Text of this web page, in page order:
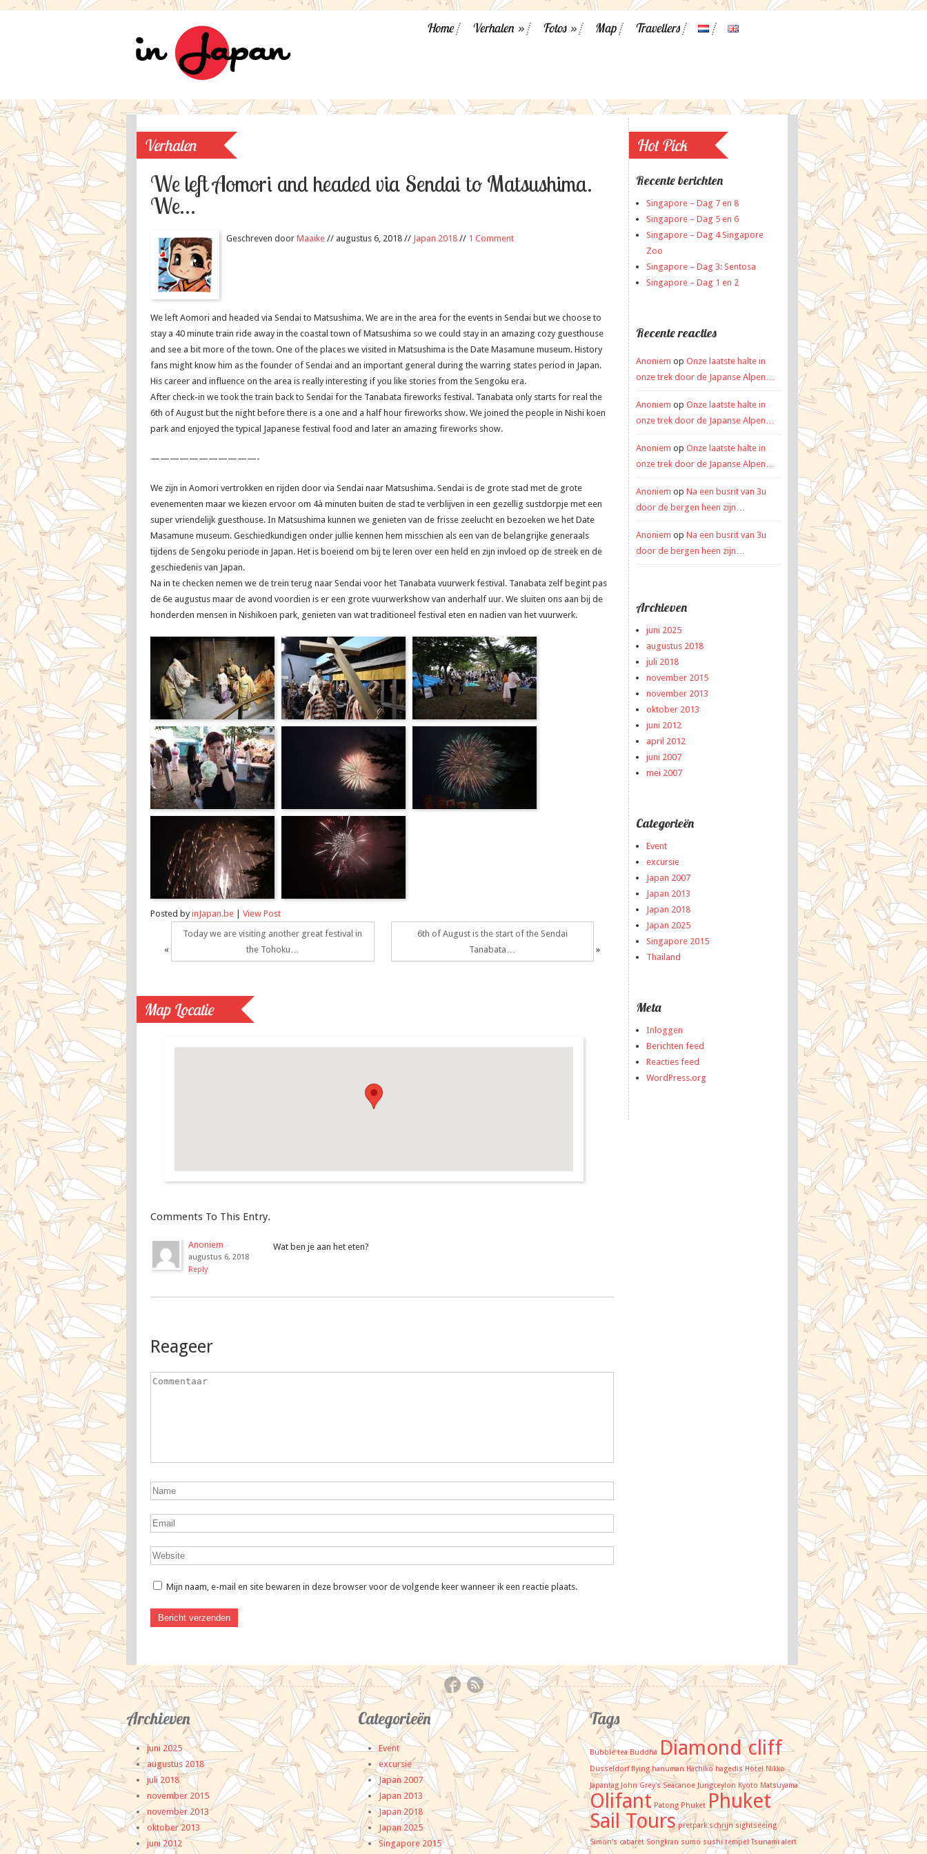
Home Verhalen » Fotos » Map Travellers
Verhalen
We left Aomori and headed via Sendai to Matsushima.
We…
Geschreven door Maaike // augustus 6, 2018 // Japan 2018 // 1 Comment
We left Aomori and headed via Sendai to Matsushima. We are in the area for the events in Sendai but we choose to
stay a 40 minute train ride away in the coastal town of Matsushima so we could stay in an amazing cozy guesthouse
and see a bit more of the town. One of the places we visited in Matsushima is the Date Masamune museum. History
fans might know him as the founder of Sendai and an important general during the warring states period in Japan.
His career and influence on the area is really interesting if you like stories from the Sengoku era.
After check-in we took the train back to Sendai for the Tanabata fireworks festival. Tanabata only starts for real the
6th of August but the night before there is a one and a half hour fireworks show. We joined the people in Nishi koen
park and enjoyed the typical Japanese festival food and later an amazing fireworks show.
———————————-
We zijn in Aomori vertrokken en rijden door via Sendai naar Matsushima. Sendai is de grote stad met de grote
evenementen maar we kiezen ervoor om 4à minuten buiten de stad te verblijven in een gezellig sustdorpje met een
super vriendelijk guesthouse. In Matsushima kunnen we genieten van de frisse zeelucht en bezoeken we het Date
Masamune museum. Geschiedkundigen onder jullie kennen hem misschien als een van de belangrijke generaals
tijdens de Sengoku periode in Japan. Het is boeiend om bij te leren over een held en zijn invloed op de streek en de
geschiedenis van Japan.
Na in te checken nemen we de trein terug naar Sendai voor het Tanabata vuurwerk festival. Tanabata zelf begint pas
de 6e augustus maar de avond voordien is er een grote vuurwerkshow van anderhalf uur. We sluiten ons aan bij de
honderden mensen in Nishikoen park, genieten van wat traditioneel festival eten en nadien van het vuurwerk.
Posted byinJapan.be View Post
«
Today we are visiting another great festival in
the Tohoku…
6th of August is the start of the Sendai
Tanabata…
»
Map Locatie
Comments To This Entry.
Anoniem
augustus 6, 2018
Reply
Wat ben je aan het eten?
Reageer
Mijn naam, e-mail en site bewaren in deze browser voor de volgende keer wanneer ik een reactie plaats.
Hot Pick
Recente berichten
Singapore – Dag 7 en 8
Singapore – Dag 5 en 6
Singapore – Dag 4 Singapore
Zoo
Singapore – Dag 3: Sentosa
Singapore – Dag 1 en 2
Recente reacties
Anoniem op Onze laatste halte in
onze trek door de Japanse Alpen…
Anoniem op Onze laatste halte in
onze trek door de Japanse Alpen…
Anoniem op Onze laatste halte in
onze trek door de Japanse Alpen…
Anoniem op Na een busrit van 3u
door de bergen heen zijn…
Anoniem op Na een busrit van 3u
door de bergen heen zijn…
Archieven
juni 2025
augustus 2018
juli 2018
november 2015
november 2013
oktober 2013
juni 2012
april 2012
juni 2007
mei 2007
Categorieën
Event
excursie
Japan 2007
Japan 2013
Japan 2018
Japan 2025
Singapore 2015
Thailand
Meta
Inloggen
Berichten feed
Reacties feed
WordPress.org
Archieven
juni 2025
augustus 2018
juli 2018
november 2015
november 2013
oktober 2013
juni 2012
Categorieën
Event
excursie
Japan 2007
Japan 2013
Japan 2018
Japan 2025
Singapore 2015
Tags
Bubble tea Buddha Diamond cliff
Düsseldorf flying hanuman Hachiko hagedis Hotel Nikko
Japantag John Grey's Seacanoe Jungceylon Kyoto Matsuyama
Olifant Patong Phuket Phuket
Sail Tours pretpark schrijn sightseeing
Simon's cabaret Songkran sumo sushi tempel Tsunami alert